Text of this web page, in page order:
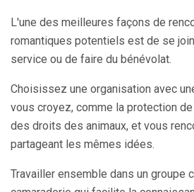
L'une des meilleures façons de
romantiques potentiels est de se
service ou de faire du bénévolat.
Choisissez une organisation avec
vous croyez, comme la protection
des droits des animaux, et vous
partageant les mêmes idées.
Travailler ensemble dans un groupe